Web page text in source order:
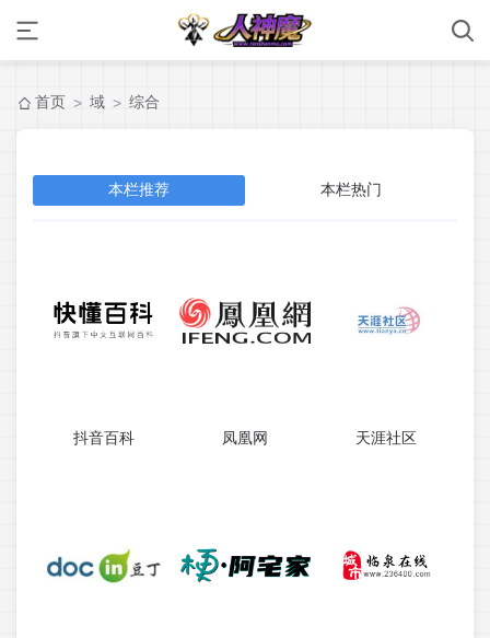
首页 > 域 > 综合
本栏推荐 本栏热门
抖音百科 凤凰网 天涯社区